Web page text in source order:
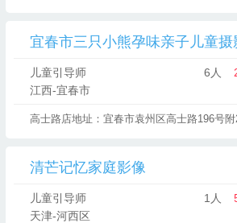
宜春市三只小熊孕味亲子儿童摄
儿童引导师 6人
江西-宜春市
清芒记忆家庭影像
儿童引导师 1人
天津-河西区